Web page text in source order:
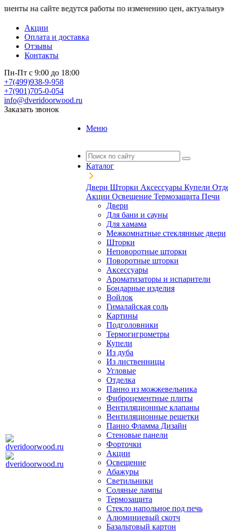
на сайте ведутся работы по изменению цен, актуальную
Акции
Оплата и доставка
Отзывы
Контакты
Пн-Пт с 9:00 до 18:00
+7(499)938-9-958
+7(901)705-0-054
info@dveridoorwood.ru
Заказать звонок
Меню
Каталог
Двери Шторки Аксессуары Купели
Акции Освещение Термозащита Печи
Двери
Для бани и сауны
Для хамама
Межкомнатные стеклянные двери
Шторки
Неповоротные шторки
Поворотные шторки
Аксессуары
Ароматизаторы и испарители
Бондарные изделия
Войлок
Гималайская соль
Картины
Подголовники
Термогигрометры
Купели
Из дуба
Из лиственницы
Угловые
Отделка
Панно из можжевельника
Фиброцементные плиты
Вентиляционные клапаны
Вентиляционные решетки
Панно Фламма Дизайн
Стеновые панели
Форточки
Акции
Освещение
Абажуры
Светильники
Соляные лампы
Термозащита
Стекло напольное под печь
Алюминиевый скотч
Базальтовый картон